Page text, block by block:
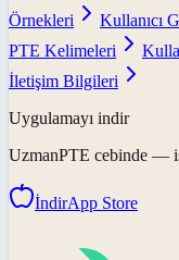
Örnekleri
Kullanıcı
PTE Kelimeleri
İletişim Bilgileri
Uygulamayı indir
UzmanPTE cebinde —
İndirApp Store